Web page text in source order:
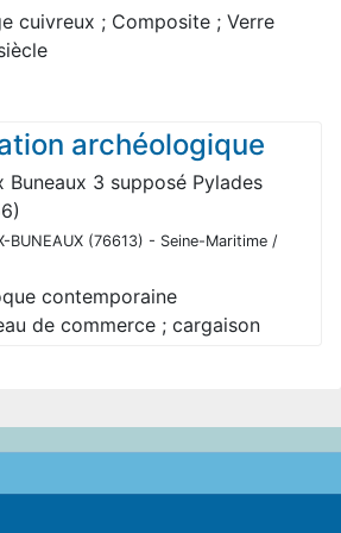
cuivreux ; Composite ; Verre
archéologique
Buneaux 3 supposé Pylades
BUNEAUX (76613) - Seine-Maritime /
contemporaine
de commerce ; cargaison